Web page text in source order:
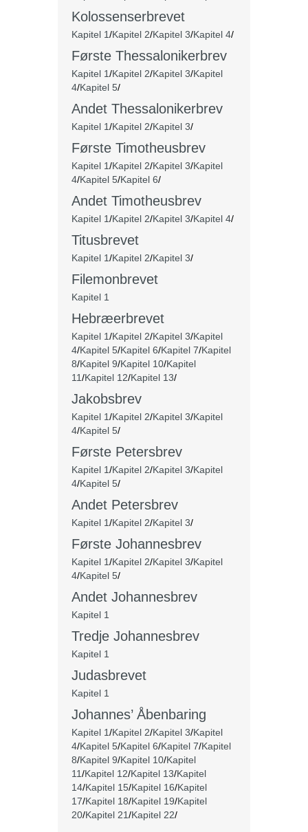
Kolossenserbrevet
Kapitel 1/Kapitel 2/Kapitel 3/Kapitel 4/
Første Thessalonikerbrev
Kapitel 1/Kapitel 2/Kapitel 3/Kapitel
4/Kapitel 5/
Andet Thessalonikerbrev
Kapitel 1/Kapitel 2/Kapitel 3/
Første Timotheusbrev
Kapitel 1/Kapitel 2/Kapitel 3/Kapitel
4/Kapitel 5/Kapitel 6/
Andet Timotheusbrev
Kapitel 1/Kapitel 2/Kapitel 3/Kapitel 4/
Titusbrevet
Kapitel 1/Kapitel 2/Kapitel 3/
Filemonbrevet
Kapitel 1
Hebræerbrevet
Kapitel 1/Kapitel 2/Kapitel 3/Kapitel
4/Kapitel 5/Kapitel 6/Kapitel 7/Kapitel
8/Kapitel 9/Kapitel 10/Kapitel
11/Kapitel 12/Kapitel 13/
Jakobsbrev
Kapitel 1/Kapitel 2/Kapitel 3/Kapitel
4/Kapitel 5/
Første Petersbrev
Kapitel 1/Kapitel 2/Kapitel 3/Kapitel
4/Kapitel 5/
Andet Petersbrev
Kapitel 1/Kapitel 2/Kapitel 3/
Første Johannesbrev
Kapitel 1/Kapitel 2/Kapitel 3/Kapitel
4/Kapitel 5/
Andet Johannesbrev
Kapitel 1
Tredje Johannesbrev
Kapitel 1
Judasbrevet
Kapitel 1
Johannes’ Åbenbaring
Kapitel 1/Kapitel 2/Kapitel 3/Kapitel
4/Kapitel 5/Kapitel 6/Kapitel 7/Kapitel
8/Kapitel 9/Kapitel 10/Kapitel
11/Kapitel 12/Kapitel 13/Kapitel
14/Kapitel 15/Kapitel 16/Kapitel
17/Kapitel 18/Kapitel 19/Kapitel
20/Kapitel 21/Kapitel 22/